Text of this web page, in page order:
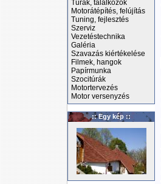
Túrák, találkozók
Motorátépítés, felújítás
Tuning, fejlesztés
Szerviz
Vezetéstechnika
Galéria
Szavazás kiértékelése
Filmek, hangok
Papírmunka
Szocitúrák
Motortervezés
Motor versenyzés
:: Egy kép ::